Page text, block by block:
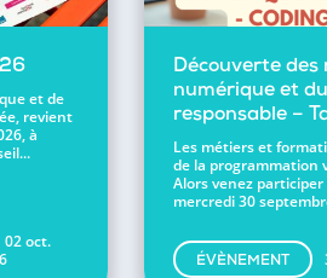
et de
revient
à
02 oct.
Découverte des
numérique et
responsable –
Les métiers et
de la programmation
Alors venez
mercredi 30
ÉVÈNEMENT